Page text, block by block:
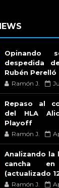
Opinando
despedida
Rubén Perelló
Ramón J.
Repaso al
del HLA
Playoff
Ramón J.
Analizando
cancha
(actualizado
Ramón J.